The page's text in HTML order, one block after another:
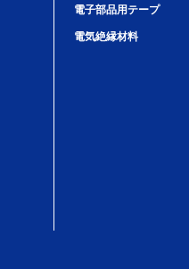
電子部品用テープ
電気絶縁材料